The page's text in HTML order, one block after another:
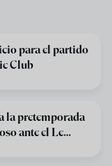
para el partido
Club
la pretemporada
ante el Le